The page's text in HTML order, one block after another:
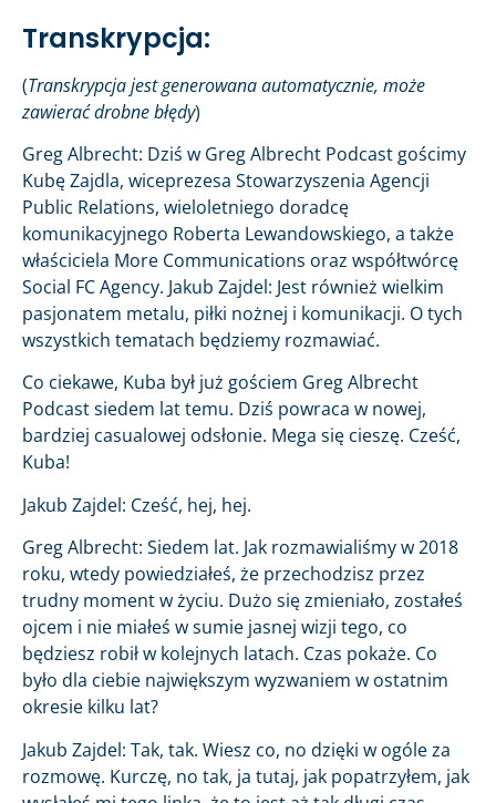
Transkrypcja:
(Transkrypcja jest generowana automatycznie, może
zawierać drobne błędy)
Greg Albrecht: Dziś w Greg Albrecht Podcast gościmy
Kubę Zajdla, wiceprezesa Stowarzyszenia Agencji
Public Relations, wieloletniego doradcę
komunikacyjnego Roberta Lewandowskiego, a także
właściciela More Communications oraz współtwórcę
Social FC Agency. Jakub Zajdel: Jest również wielkim
pasjonatem metalu, piłki nożnej i komunikacji. O tych
wszystkich tematach będziemy rozmawiać.
Co ciekawe, Kuba był już gościem Greg Albrecht
Podcast siedem lat temu. Dziś powraca w nowej,
bardziej casualowej odsłonie. Mega się cieszę. Cześć,
Kuba!
Jakub Zajdel: Cześć, hej, hej.
Greg Albrecht: Siedem lat. Jak rozmawialiśmy w 2018
roku, wtedy powiedziałeś, że przechodzisz przez
trudny moment w życiu. Dużo się zmieniało, zostałeś
ojcem i nie miałeś w sumie jasnej wizji tego, co
będziesz robił w kolejnych latach. Czas pokaże. Co
było dla ciebie największym wyzwaniem w ostatnim
okresie kilku lat?
Jakub Zajdel: Tak, tak. Wiesz co, no dzięki w ogóle za
rozmowę. Kurczę, no tak, ja tutaj, jak popatrzyłem, jak